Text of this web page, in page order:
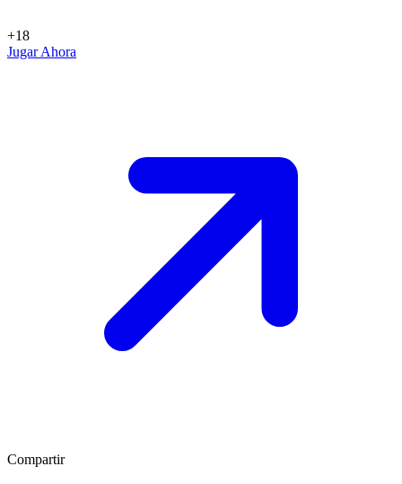
+18
Jugar Ahora
Compartir